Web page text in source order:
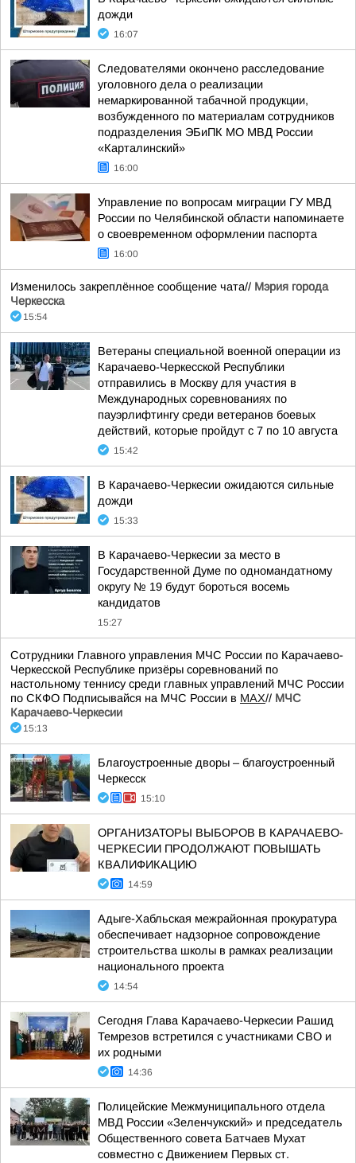
дожди
16:07
Следователями окончено расследование
уголовного дела о реализации
немаркированной табачной продукции,
возбужденного по материалам сотрудников
подразделения ЭБиПК МО МВД России
«Карталинский»
16:00
Управление по вопросам миграции ГУ МВД
России по Челябинской области напоминаете
о своевременном оформлении паспорта
16:00
Изменилось закреплённое сообщение чата// Мэрия города
Черкесска
15:54
Ветераны специальной военной операции из
Карачаево-Черкесской Республики
отправились в Москву для участия в
Международных соревнованиях по
пауэрлифтингу среди ветеранов боевых
действий, которые пройдут с 7 по 10 августа
15:42
В Карачаево-Черкесии ожидаются сильные
дожди
15:33
В Карачаево-Черкесии за место в
Государственной Думе по одномандатному
округу № 19 будут бороться восемь
кандидатов
15:27
Сотрудники Главного управления МЧС России по Карачаево-
Черкесской Республике призёры соревнований по
настольному теннису среди главных управлений МЧС России
по СКФО Подписывайся на МЧС России в MAX// МЧС
Карачаево-Черкесии
15:13
Благоустроенные дворы – благоустроенный
Черкесск
15:10
ОРГАНИЗАТОРЫ ВЫБОРОВ В КАРАЧАЕВО-
ЧЕРКЕСИИ ПРОДОЛЖАЮТ ПОВЫШАТЬ
КВАЛИФИКАЦИЮ
14:59
Адыге-Хабльская межрайонная прокуратура
обеспечивает надзорное сопровождение
строительства школы в рамках реализации
национального проекта
14:54
Сегодня Глава Карачаево-Черкесии Рашид
Темрезов встретился с участниками СВО и
их родными
14:36
Полицейские Межмуниципального отдела
МВД России «Зеленчукский» и председатель
Общественного совета Батчаев Мухат
совместно с Движением Первых ст.